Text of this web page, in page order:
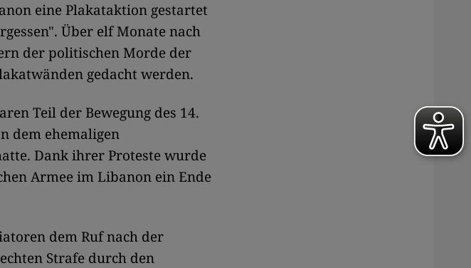
eine Plakataktion gestartet
Über elf Monate nach
der politischen Morde der
gedacht werden.
Teil der Bewegung des 14.
dem ehemaligen
Dank ihrer Proteste wurde
Armee im Libanon ein Ende
dem Ruf nach der
Strafe durch den